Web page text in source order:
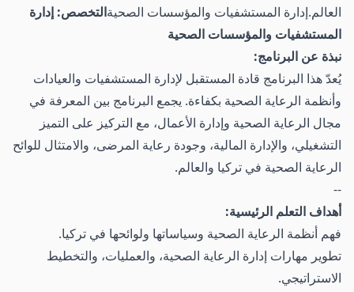
العالم.إدارة المستشفيات والمؤسسات الصحيةالتخصص: إدارة
المستشفيات والمؤسسات الصحية
نبذة عن البرنامج:
يُعدّ هذا البرنامج قادة المستقبل لإدارة المستشفيات والعيادات
وأنظمة الرعاية الصحية بكفاءة. يجمع البرنامج بين المعرفة في
مجال الرعاية الصحية وإدارة الأعمال، مع التركيز على التميز
التشغيلي، والإدارة المالية، وجودة رعاية المرضى، والامتثال للوائح
الرعاية الصحية في تركيا والعالم.
--
أهداف التعلم الرئيسية:
فهم أنظمة الرعاية الصحية وسياساتها ولوائحها في تركيا.
تطوير مهارات إدارة الرعاية الصحية، والعمليات، والتخطيط
الاستراتيجي.